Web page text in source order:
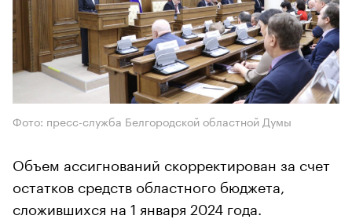
Фото: пресс-служба Белгородской областной Думы
Объем ассигнований скорректирован за счет
остатков средств областного бюджета,
сложившихся на 1 января 2024 года.